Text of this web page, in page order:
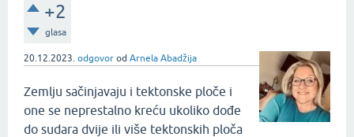
+2
glasa
20.12.2023. odgovor od Arnela Abadžija
Zemlju sačinjavaju i tektonske ploče i
one se neprestalno kreću ukoliko dođe
do sudara dvije ili više tektonskih ploča